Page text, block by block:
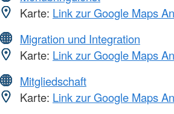
Karte: Link zur Google Maps
Migration und Integration
Karte: Link zur Google Maps
Mitgliedschaft
Karte: Link zur Google Maps